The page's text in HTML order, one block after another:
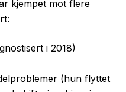
kjempet mot flere
i 2018)
(hun flyttet